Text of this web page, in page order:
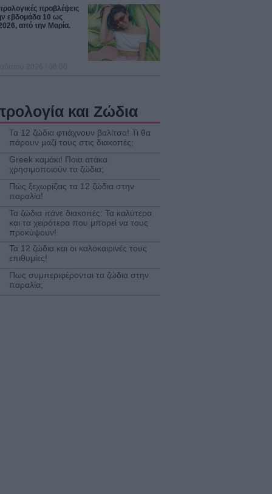
προβλέψεις
εβδομάδα 10 ως
από την Μαρία.
και Ζώδια
Τα 12 ζώδια φτιάχνουν βαλίτσα! Τι θα
πάρουν μαζί τους στις διακοπές;
Greek καμάκι! Ποια ατάκα
χρησιμοποιούν τα ζώδια;
Πώς ξεχωρίζεις τα 12 ζώδια στην
παραλία!
Τα ζώδια πάνε διακοπές: Τα καλύτερα
και τα χειρότερα που μπορεί να τους
προκύψουν!
Τα 12 ζώδια και οι καλοκαιρινές τους
επιθυμίες!
Πως συμπεριφέρονται τα ζώδια στην
παραλία;